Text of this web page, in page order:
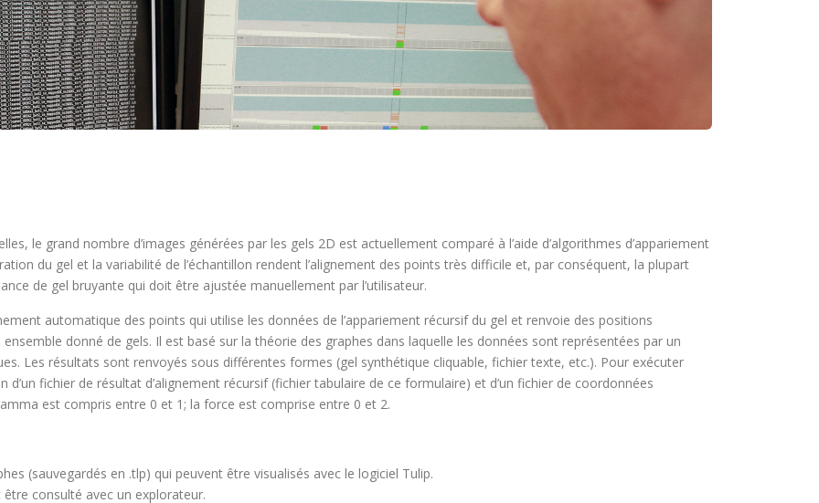
le grand nombre d’images générées par les gels 2D est actuellement comparé à l’aide d’algorithmes d’appariement
du gel et la variabilité de l’échantillon rendent l’alignement des points très difficile et, par conséquent, la plupart
de gel bruyante qui doit être ajustée manuellement par l’utilisateur.
automatique des points qui utilise les données de l’appariement récursif du gel et renvoie des positions
donné de gels. Il est basé sur la théorie des graphes dans laquelle les données sont représentées par un
Les résultats sont renvoyés sous différentes formes (gel synthétique cliquable, fichier texte, etc.). Pour exécuter
d’un fichier de résultat d’alignement récursif (fichier tabulaire de ce formulaire) et d’un fichier de coordonnées
est compris entre 0 et 1; la force est comprise entre 0 et 2.
(sauvegardés en .tlp) qui peuvent être visualisés avec le logiciel Tulip.
consulté avec un explorateur.